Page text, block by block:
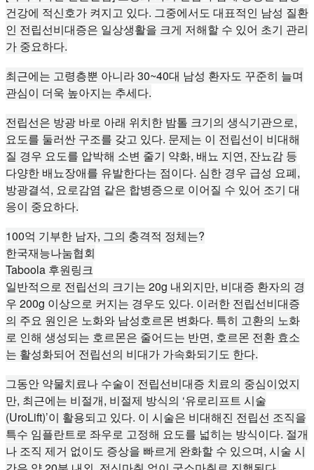
건강에 적신호가 켜지고 있다. 그중에서도 대표적인 남성 질환
인 전립선비대증은 일상생활을 크게 저해할 수 있어 초기 관리
가 중요하다.
최근에는 고령층뿐 아니라 30~40대 남성 환자도 꾸준히 늘며
관심이 더욱 높아지는 추세다.
전립선은 방광 바로 아래 위치한 밤톨 크기의 생식기관으로,
요도를 둘러싼 구조를 갖고 있다. 문제는 이 전립선이 비대해
질 경우 요도를 압박해 소변 줄기 약화, 배뇨 지연, 잔뇨감 등
다양한 배뇨장애를 유발한다는 점이다. 심한 경우 급성 요폐,
방광결석, 요로감염 같은 합병증으로 이어질 수 있어 조기 대
응이 중요하다.
100억 기부한 남자, 그의 충격적 정체는?
한국재능나눔협회
Taboola 후원링크
일반적으로 전립선의 크기는 20g 내외지만, 비대증 환자의 경
우 200g 이상으로 커지는 경우도 있다. 이러한 전립선비대증
의 주요 원인은 노화와 남성호르몬 변화다. 특히 고환의 노화
로 인해 생성되는 호르몬은 줄어드는 반면, 호르몬 전환 효소
는 활성화되어 전립선의 비대가 가속화되기도 한다.
그동안 약물치료나 수술이 전립선비대증 치료의 중심이었지
만, 최근에는 비절개, 비절제 방식의 ‘유로리프트 시술
(UroLift)’이 활용되고 있다. 이 시술은 비대해진 전립선 조직을
특수 임플란트로 좌우로 고정해 요도를 넓히는 방식이다. 절개
나 조직 제거 없이도 증상을 빠르게 완화할 수 있으며, 시술 시